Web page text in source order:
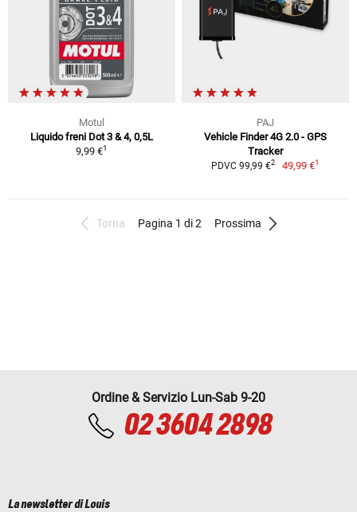
Motul
Liquido freni Dot 3 & 4, 0,5L
9,99 €1
PAJ
Vehicle Finder 4G 2.0 - GPS
Tracker
PDVC 99,99 €2 49,99 €1
Torna Pagina 1 di 2 Prossima
Ordine & Servizio Lun-Sab 9-20
02 3604 2898
La newsletter di Louis